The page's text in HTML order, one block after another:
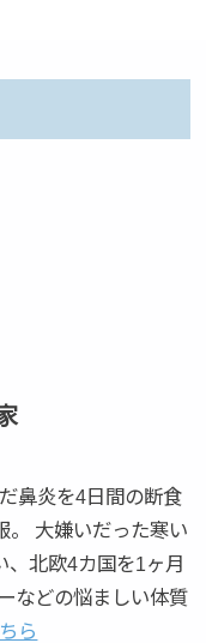
鼻炎を4日間の断食
。 大嫌いだった寒い
、北欧4カ国を1ヶ月
などの悩ましい体質
ら